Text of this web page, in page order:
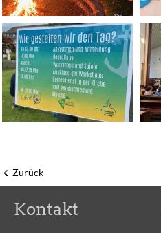
Zurück
Kontakt